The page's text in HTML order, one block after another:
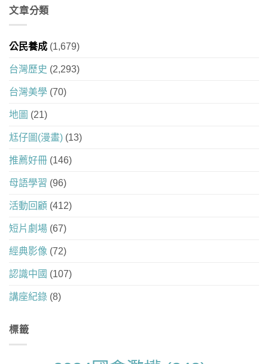
文章分類
公民養成 (1,679)
台灣歷史 (2,293)
台灣美學 (70)
地圖 (21)
尪仔圖(漫畫) (13)
推薦好冊 (146)
母語學習 (96)
活動回顧 (412)
短片劇場 (67)
經典影像 (72)
認識中國 (107)
講座紀錄 (8)
標籤